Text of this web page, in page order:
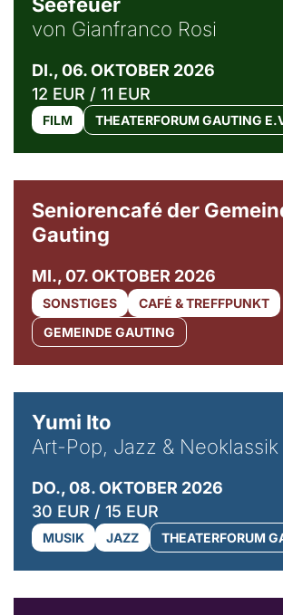
von Gianfranco Rosi
DI., 06. OKTOBER 2026
12 EUR / 11 EUR
FILM THEATERFORUM GAUTING
Seniorencafé der
Gauting
MI., 07. OKTOBER 2026
SONSTIGES
CAFÉ & TREFFPUNKT
GEMEINDE GAUTING
Yumi Ito
Art-Pop, Jazz & Neoklassik
DO., 08. OKTOBER 2026
30 EUR / 15 EUR
MUSIK JAZZ THEATERFORUM